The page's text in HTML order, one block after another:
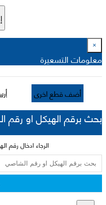
×
معلومات التسعيرة
أضف قطع اخرى
بحث برقم الهيكل او رقم
الرجاء ادخال رقم